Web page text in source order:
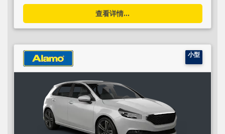
查看详情...
小型